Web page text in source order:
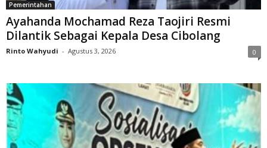
Pemerintahan
Ayahanda Mochamad Reza Taojiri Resmi
Dilantik Sebagai Kepala Desa Cibolang
Rinto Wahyudi - Agustus 3, 2026 0